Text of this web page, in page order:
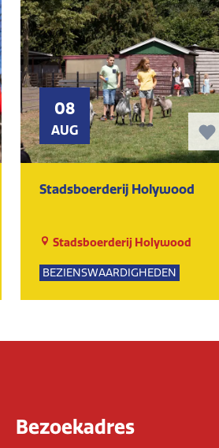
08
AUG
Stadsboerderij Holywood
Stadsboerderij Holywood
BEZIENSWAARDIGHEDEN
NATUUR
Bezoekadres